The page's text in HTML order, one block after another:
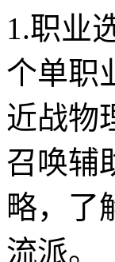
1.职业
个单职
近战物
召唤辅
略，了
流派。